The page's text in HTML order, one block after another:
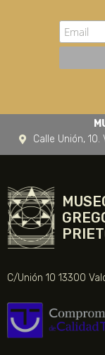
Calle Unión,
C/Unión 10 13300